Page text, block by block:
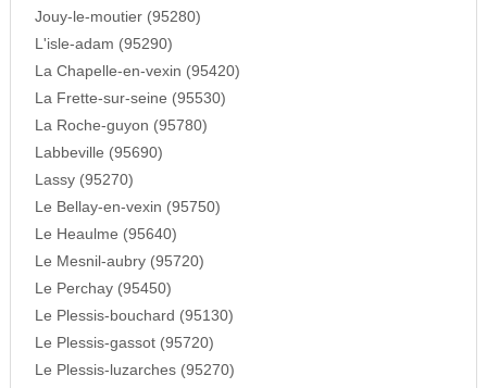
Jouy-le-moutier (95280)
L'isle-adam (95290)
La Chapelle-en-vexin (95420)
La Frette-sur-seine (95530)
La Roche-guyon (95780)
Labbeville (95690)
Lassy (95270)
Le Bellay-en-vexin (95750)
Le Heaulme (95640)
Le Mesnil-aubry (95720)
Le Perchay (95450)
Le Plessis-bouchard (95130)
Le Plessis-gassot (95720)
Le Plessis-luzarches (95270)